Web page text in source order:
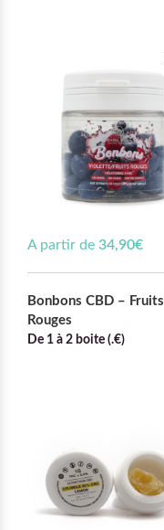
A partir de 34,90€
Bonbons CBD – Fruits
Rouges
De 1 à 2 boite (.€)